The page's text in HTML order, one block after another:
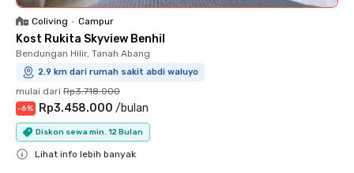
Coliving • Campur
Kost Rukita Skyview Benhil
Bendungan Hilir, Tanah Abang
2.9 km dari rumah sakit abdi waluyo
mulai dari Rp3.718.000
-6% Rp3.458.000 /bulan
Diskon sewa min. 12 Bulan
Lihat info lebih banyak